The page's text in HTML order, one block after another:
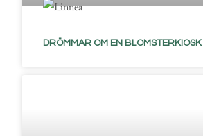
DRÖMMAR OM EN BLOMSTERKIOSK